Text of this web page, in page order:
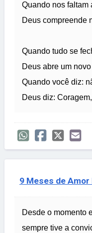
Quando nos faltam
Deus compreende
Quando tudo se
Deus abre um
Quando você diz:
Deus diz:
9 Meses de
Desde o momento
sempre tive a